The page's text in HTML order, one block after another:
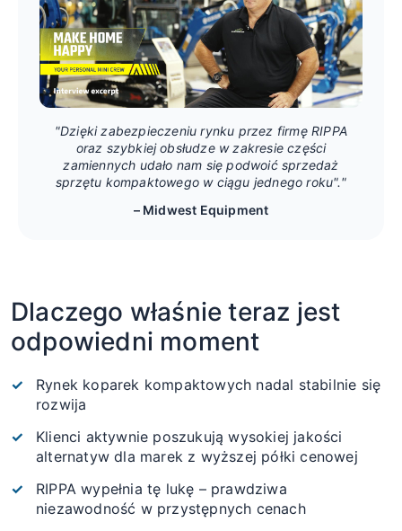
"Dzięki zabezpieczeniu rynku przez firmę RIPPA
oraz szybkiej obsłudze w zakresie części
zamiennych udało nam się podwoić sprzedaż
sprzętu kompaktowego w ciągu jednego roku"."
– Midwest Equipment
Dlaczego właśnie teraz jest
odpowiedni moment
Rynek koparek kompaktowych nadal stabilnie się
rozwija
Klienci aktywnie poszukują wysokiej jakości
alternatyw dla marek z wyższej półki cenowej
RIPPA wypełnia tę lukę – prawdziwa
niezawodność w przystępnych cenach